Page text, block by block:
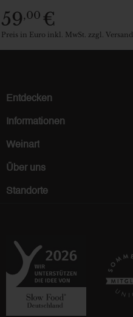
59,00 €
Preis in Euro inkl. MwSt. zzgl. Versand
Entdecken
Informationen
Weinart
Über uns
Standorte